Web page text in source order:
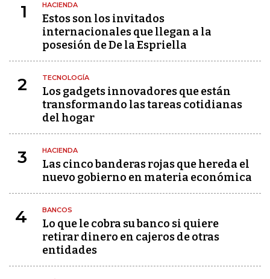
1 HACIENDA
Estos son los invitados
internacionales que llegan a la
posesión de De la Espriella
2 TECNOLOGÍA
Los gadgets innovadores que están
transformando las tareas cotidianas
del hogar
3 HACIENDA
Las cinco banderas rojas que hereda el
nuevo gobierno en materia económica
4 BANCOS
Lo que le cobra su banco si quiere
retirar dinero en cajeros de otras
entidades